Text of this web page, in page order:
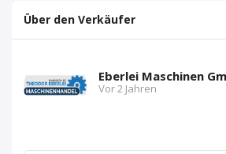
Über den Verkäufer
Eberlei Maschinen
Vor 2 Jahren